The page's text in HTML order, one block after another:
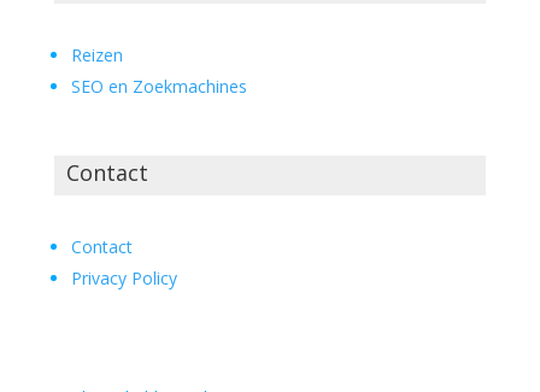
Reizen
SEO en Zoekmachines
Contact
Contact
Privacy Policy